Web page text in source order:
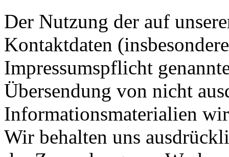
Der Nutzung der auf
Kontaktdaten
Impressumspflicht
Übersendung von nicht
Informationsmaterialien
Wir behalten uns